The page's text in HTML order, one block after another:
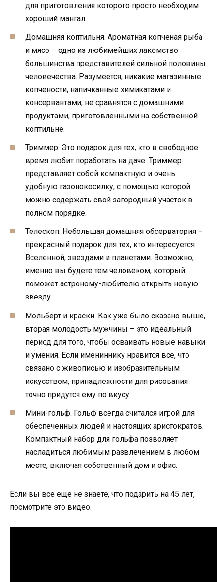
для приготовления которого просто необходим
хороший мангал.
Домашняя коптильня. Ароматная копченая рыба
и мясо – одно из любимейших лакомство
большинства представителей сильной половины
человечества. Разумеется, никакие магазинные
копчености, напичканные химикатами и
консервантами, не сравнятся с домашними
продуктами, приготовленными на собственной
коптильне.
Триммер. Это подарок для тех, кто в свободное
время любит поработать на даче. Триммер
представляет собой компактную и очень
удобную газонокосилку, с помощью которой
можно содержать свой загородный участок в
полном порядке.
Телескоп. Небольшая домашняя обсерватория –
прекрасный подарок для тех, кто интересуется
Вселенной, звездами и планетами. Возможно,
именно вы будете тем человеком, который
поможет астроному-любителю открыть новую
звезду.
Мольберт и краски. Как уже было сказано выше,
вторая молодость мужчины – это идеальный
период для того, чтобы осваивать новые навыки
и умения. Если имениннику нравится все, что
связано с живописью и изобразительным
искусством, принадлежности для рисования
точно придутся ему по вкусу.
Мини-гольф. Гольф всегда считался игрой для
обеспеченных людей и настоящих аристократов.
Компактный набор для гольфа позволяет
насладиться любимым развлечением в любом
месте, включая собственный дом и офис.
Если вы все еще не знаете, что подарить на 45 лет,
посмотрите это видео.